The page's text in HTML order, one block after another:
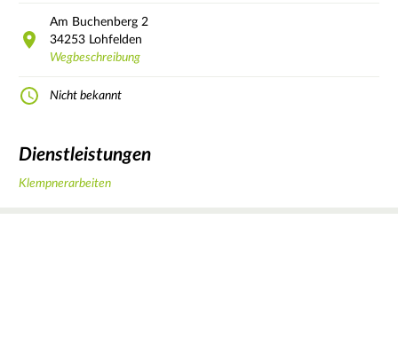
Am Buchenberg 2
34253 Lohfelden
Wegbeschreibung
Nicht bekannt
Dienstleistungen
Klempnerarbeiten